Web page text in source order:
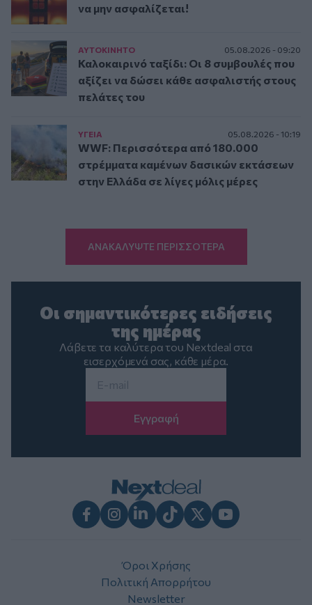
να μην ασφαλίζεται!
ΑΥΤΟΚΙΝΗΤΟ 05.08.2026 - 09:20
Καλοκαιρινό ταξίδι: Οι 8 συμβουλές που
αξίζει να δώσει κάθε ασφαλιστής στους
πελάτες του
ΥΓΕΙΑ 05.08.2026 - 10:19
WWF: Περισσότερα από 180.000
στρέμματα καμένων δασικών εκτάσεων
στην Ελλάδα σε λίγες μόλις μέρες
ΑΝΑΚΑΛΥΨΤΕ ΠΕΡΙΣΣΟΤΕΡΑ
Οι σημαντικότερες ειδήσεις
της ημέρας
Λάβετε τα καλύτερα του Nextdeal στα
εισερχόμενά σας, κάθε μέρα.
Όροι Χρήσης
Πολιτική Απορρήτου
Newsletter